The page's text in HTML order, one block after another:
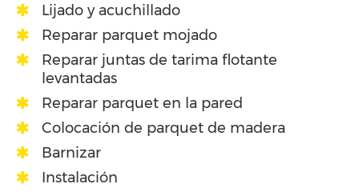
Lijado y acuchillado
Reparar parquet mojado
Reparar juntas de tarima flotante
levantadas
Reparar parquet en la pared
Colocación de parquet de madera
Barnizar
Instalación